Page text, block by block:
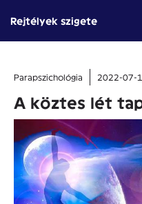
tartalomba
Rejtélyek szigete
Parapszichológia 2022-07-
A köztes lét